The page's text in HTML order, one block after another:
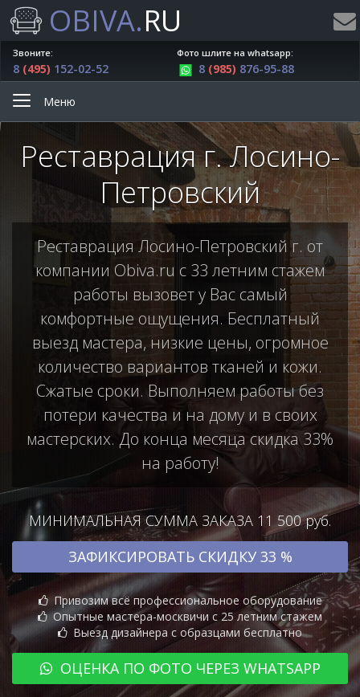
OBIVA.RU
Звоните:
8 (495) 152-02-52
Фото шлите на whatsapp:
8 (985) 876-95-88
Меню
Реставрация г. Лосино-
Петровский
Реставрация Лосино-Петровский г. от
компании Obiva.ru с 33 летним стажем
работы вызовет у Вас самый
комфортные ощущения. Бесплатный
выезд мастера, низкие цены, огромное
количество вариантов тканей и кожи.
Сжатые сроки. Выполняем работы без
потери качества и на дому и в своих
мастерских. До конца месяца скидка 33%
на работу!
МИНИМАЛЬНАЯ СУММА ЗАКАЗА 11 500 руб.
ЗАФИКСИРОВАТЬ СКИДКУ 33 %
Привозим всё профессиональное оборудование
Опытные мастера-москвичи с 25 летним стажем
Выезд дизайнера с образцами бесплатно
ОЦЕНКА ПО ФОТО ЧЕРЕЗ WHATSAPP